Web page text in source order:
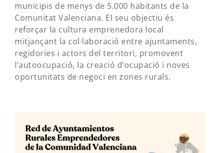
municipis de menys de 5.000 habitants de la
Comunitat Valenciana. El seu objectiu és
reforçar la cultura emprenedora local
mitjançant la col·laboració entre ajuntaments,
regidories i actors del territori, promovent
l’autoocupació, la creació d’ocupació i noves
oportunitats de negoci en zones rurals.